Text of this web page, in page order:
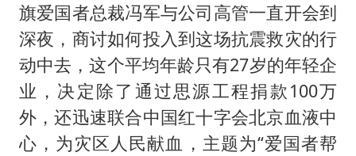
4.2平卫生间补漏注胶花1.55万
国乒连续两站无缘冠军
5万小车卖不动 微型代步车集体遇冷
科创50指数跌幅扩大至2%
白海豚路径图
旗爱国者总裁冯军与公司高管一直开会到
深夜，商讨如何投入到这场抗震救灾的行
动中去，这个平均年龄只有27岁的年轻企
业，决定除了通过思源工程捐款100万
外，还迅速联合中国红十字会北京血液中
心，为灾区人民献血，主题为“爱国者帮